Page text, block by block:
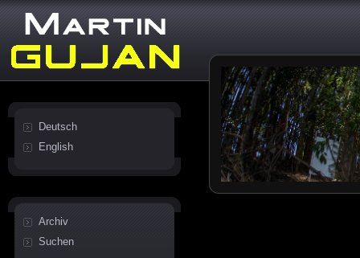
Deutsch
English
Archiv
Suchen